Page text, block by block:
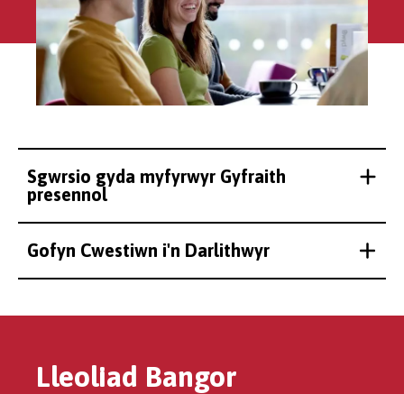
Sgwrsio gyda myfyrwyr Gyfraith
presennol
Gofyn Cwestiwn i'n Darlithwyr
Lleoliad Bangor